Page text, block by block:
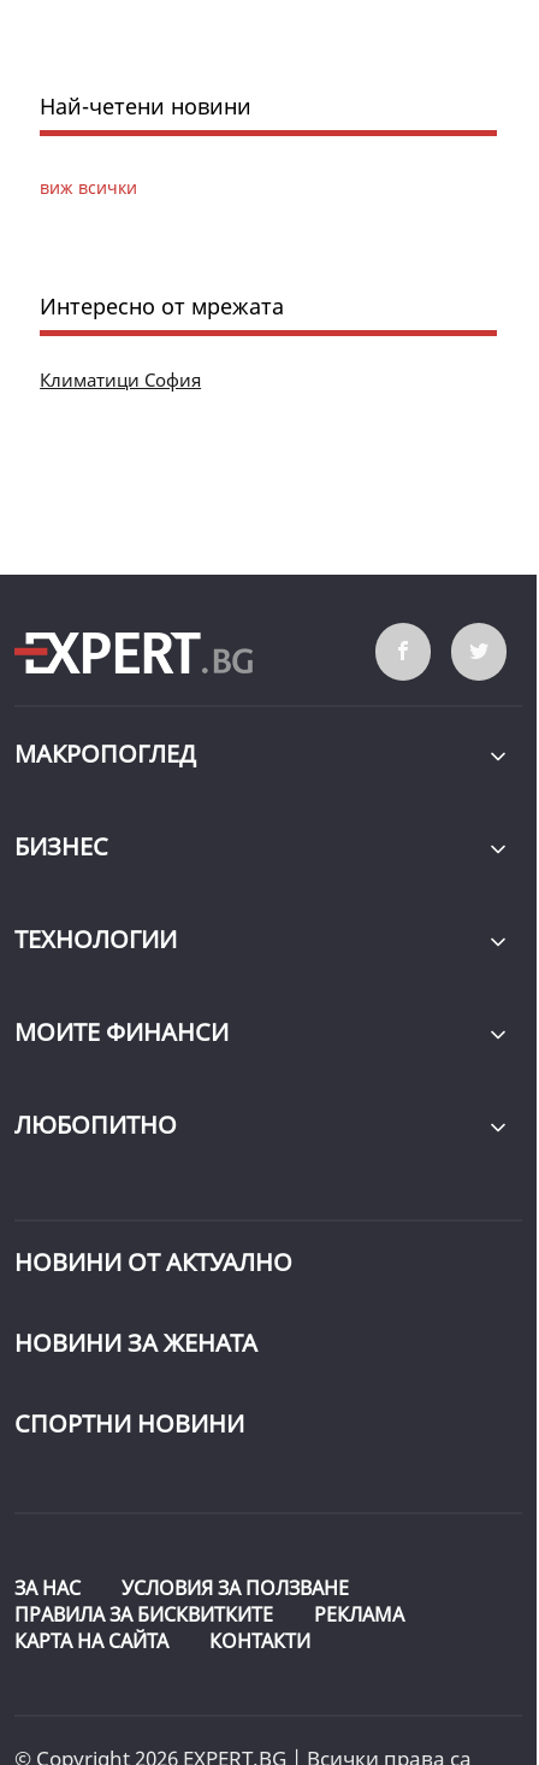
Най-четени новини
виж всички
Интересно от мрежата
Климатици София
МАКРОПОГЛЕД
БИЗНЕС
ТЕХНОЛОГИИ
МОИТЕ ФИНАНСИ
ЛЮБОПИТНО
НОВИНИ ОТ АКТУАЛНО
НОВИНИ ЗА ЖЕНАТА
СПОРТНИ НОВИНИ
ЗА НАС
УСЛОВИЯ ЗА ПОЛЗВАНЕ
ПРАВИЛА ЗА БИСКВИТКИТЕ
РЕКЛАМА
КАРТА НА САЙТА
КОНТАКТИ
© Copyright 2026 EXPERT.BG | Всички права са